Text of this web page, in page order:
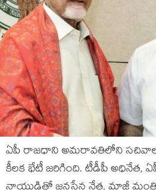
ఏపీ రాజధాని అమరావతిలోని
కీలక భేటీ జరిగింది. టీడీపీ అధినేత,